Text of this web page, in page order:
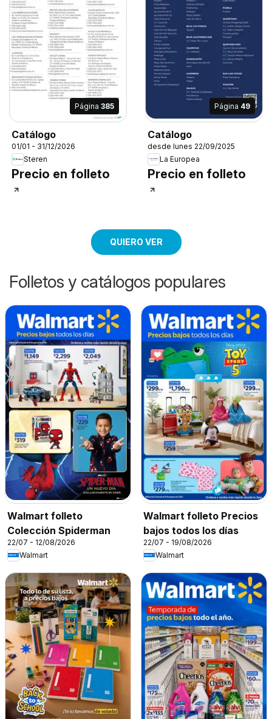
Página 385
Catálogo
01/01 - 31/12/2026
Steren
Precio en folleto
Página 49
Catálogo
desde lunes 22/09/2025
La Europea
Precio en folleto
QUIERO VER
Folletos y catálogos populares
Walmart folleto
Colección Spiderman
22/07 - 12/08/2026
Walmart
Walmart folleto Precios
bajos todos los días
22/07 - 19/08/2026
Walmart